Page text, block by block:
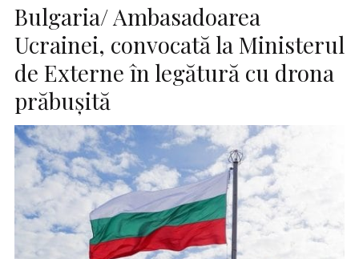
Bulgaria/ Ambasadoarea
Ucrainei, convocată la Ministerul
de Externe în legătură cu drona
prăbuşită